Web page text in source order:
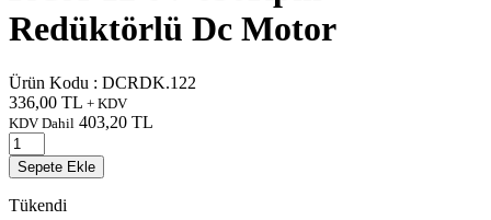
Redüktörlü Dc Motor
Ürün Kodu : DCRDK.122
336,00 TL + KDV
KDV Dahil 403,20 TL
Sepete Ekle
Tükendi